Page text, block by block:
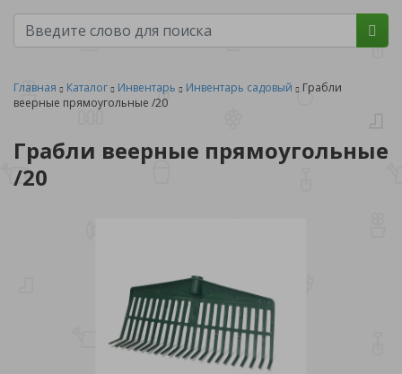
Главная Каталог Инвентарь Инвентарь садовый
Грабли
веерные прямоугольные /20
Грабли веерные прямоугольные
/20